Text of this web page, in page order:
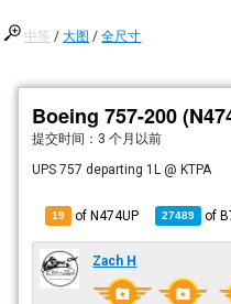
中等 /大图 /全尺寸
Boeing 757-200
提交时间： 3 个月以前
UPS 757 departing 1L @ KTPA
19 of N474UP 27489 of
Zach H